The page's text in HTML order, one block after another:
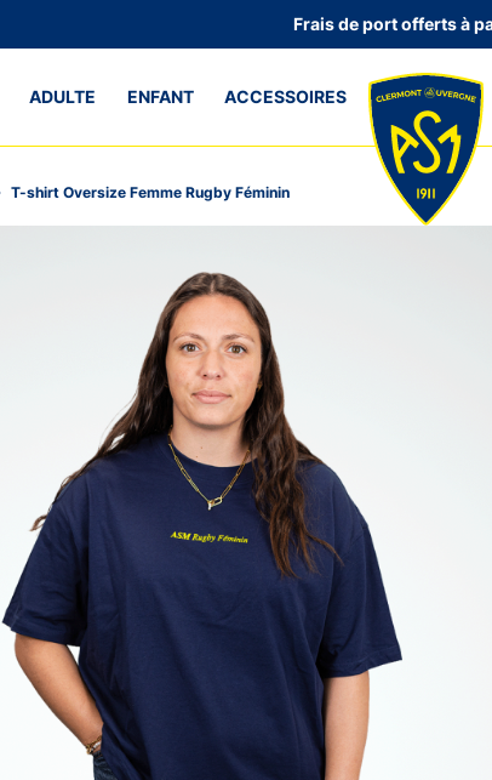
Frais de port offerts à
ADULTE ENFANT ACCESSOIRES
T-shirt Oversize Femme Rugby Féminin